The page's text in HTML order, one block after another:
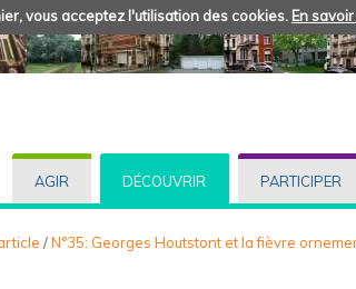
vous acceptez l'utilisation des cookies. En
AGIR DÉCOUVRIR PARTICIPER
/N°35: Georges Houtstont et la fièvre